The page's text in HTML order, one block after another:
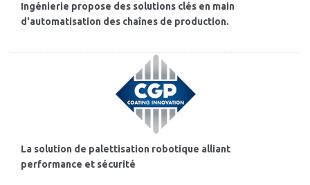
Ingénierie propose des solutions clés en main
d'automatisation des chaînes de production.
La solution de palettisation robotique alliant
performance et sécurité